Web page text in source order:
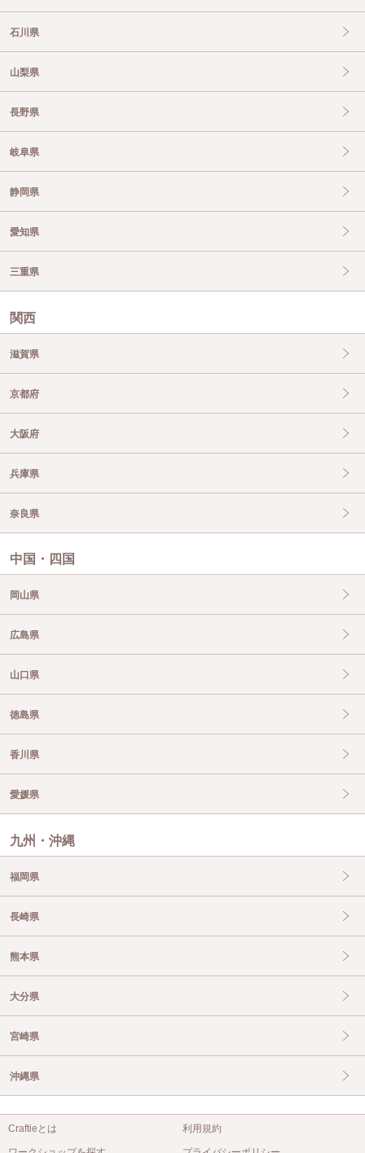
石川県
山梨県
長野県
岐阜県
静岡県
愛知県
三重県
関西
滋賀県
京都府
大阪府
兵庫県
奈良県
中国・四国
岡山県
広島県
山口県
徳島県
香川県
愛媛県
九州・沖縄
福岡県
長崎県
熊本県
大分県
宮崎県
沖縄県
Craftieとは 利用規約